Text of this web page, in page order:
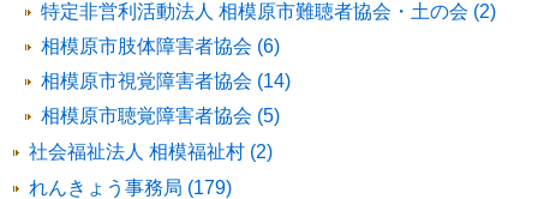
特定非営利活動法人 相模原市難聴者協会・土の会 (2)
相模原市肢体障害者協会 (6)
相模原市視覚障害者協会 (14)
相模原市聴覚障害者協会 (5)
社会福祉法人 相模福祉村 (2)
れんきょう事務局 (179)